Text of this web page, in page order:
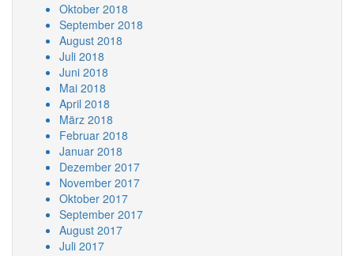
Oktober 2018
September 2018
August 2018
Juli 2018
Juni 2018
Mai 2018
April 2018
März 2018
Februar 2018
Januar 2018
Dezember 2017
November 2017
Oktober 2017
September 2017
August 2017
Juli 2017